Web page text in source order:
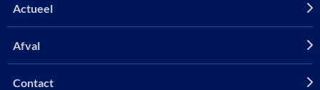
Actueel
Afval
Contact